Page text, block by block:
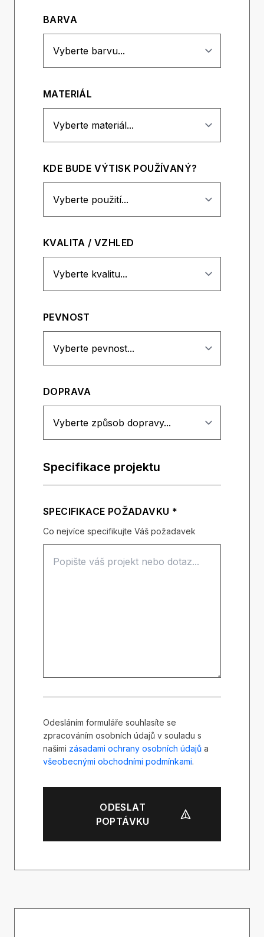
BARVA
MATERIÁL
KDE BUDE VÝTISK POUŽÍVANÝ?
KVALITA / VZHLED
PEVNOST
DOPRAVA
Specifikace projektu
SPECIFIKACE POŽADAVKU *
Co nejvíce specifikujte Váš požadavek
Odesláním formuláře souhlasíte se
zpracováním osobních údajů v souladu s
našimi zásadami ochrany osobních údajů a
všeobecnými obchodními podmínkami.
ODESLAT
POPTÁVKU